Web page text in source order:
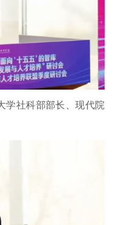
学社科部部长、现代院